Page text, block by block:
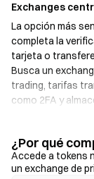
Exchanges
La opción más
completa la
tarjeta o
Busca un
trading, tarifas
como 2FA y
Billeteras cripto
Para usuarios
custodiadas te
¿Por qué
Accede a tokens
un exchange de